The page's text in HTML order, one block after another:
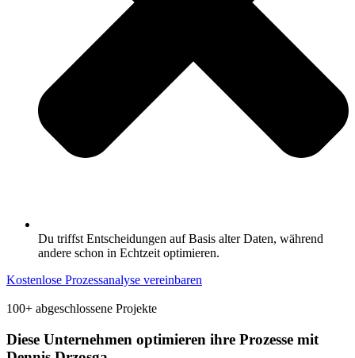
Du triffst Entscheidungen auf Basis alter Daten, während
andere schon in Echtzeit optimieren.
Kostenlose Prozessanalyse vereinbaren
100+ abgeschlossene Projekte
Diese Unternehmen optimieren ihre Prozesse mit